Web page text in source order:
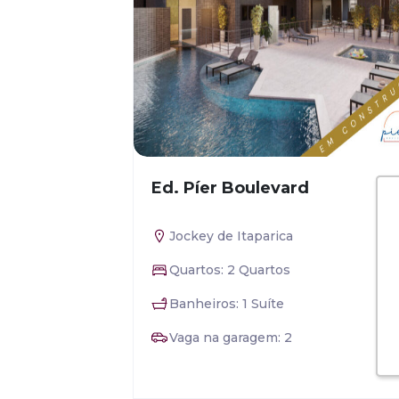
Ed. Píer Boulevard
Jockey de Itaparica
Quartos: 2 Quartos
Banheiros: 1 Suíte
Vaga na garagem: 2